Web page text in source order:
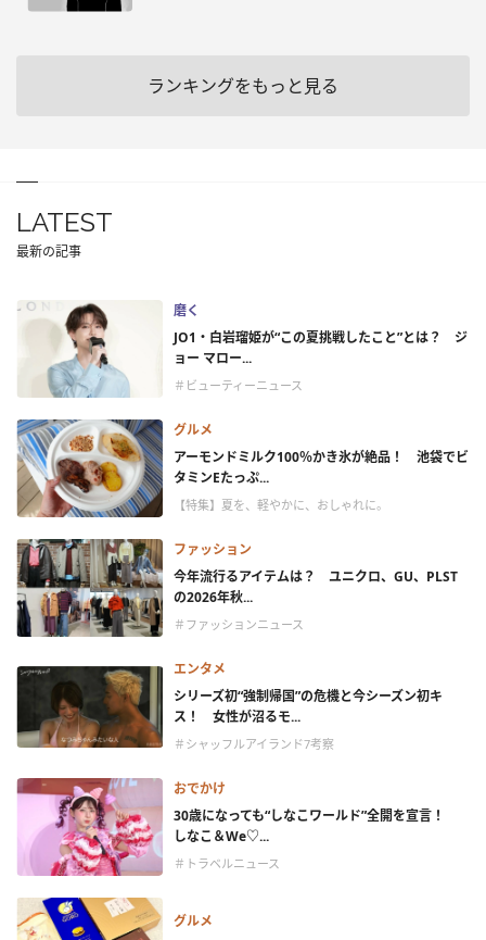
ランキングをもっと見る
LATEST
最新の記事
磨く
JO1・白岩瑠姫が“この夏挑戦したこと”とは？ ジ
ョー マロー...
＃ビューティーニュース
グルメ
アーモンドミルク100％かき氷が絶品！ 池袋でビ
タミンEたっぷ...
【特集】夏を、軽やかに、おしゃれに。
ファッション
今年流行るアイテムは？ ユニクロ、GU、PLST
の2026年秋...
＃ファッションニュース
エンタメ
シリーズ初“強制帰国”の危機と今シーズン初キ
ス！ 女性が沼るモ...
＃シャッフルアイランド7考察
おでかけ
30歳になっても“しなこワールド”全開を宣言！
しなこ＆We♡...
＃トラベルニュース
グルメ